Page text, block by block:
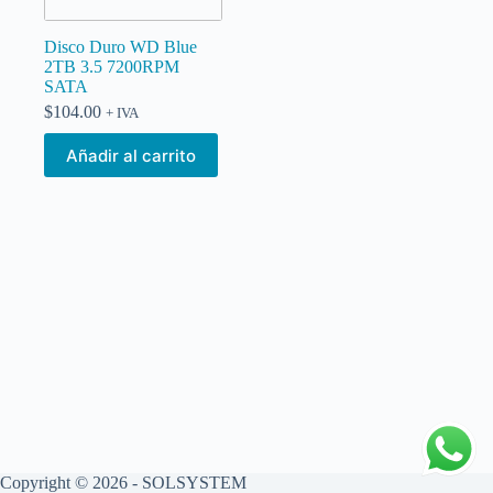
Disco Duro WD Blue
2TB 3.5 7200RPM
SATA
$104.00 + IVA
Añadir al carrito
Copyright © 2026 - SOLSYSTEM